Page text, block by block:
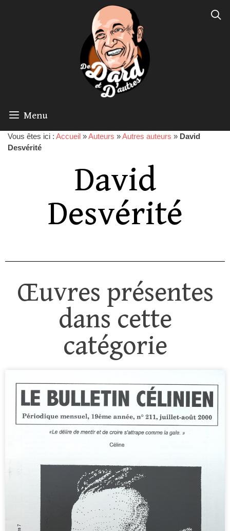
Menu
Vous êtes ici : Accueil »Auteurs »Autres auteurs » David
Desvérité
David
Desvérité
Œuvres présentes
dans cette
catégorie